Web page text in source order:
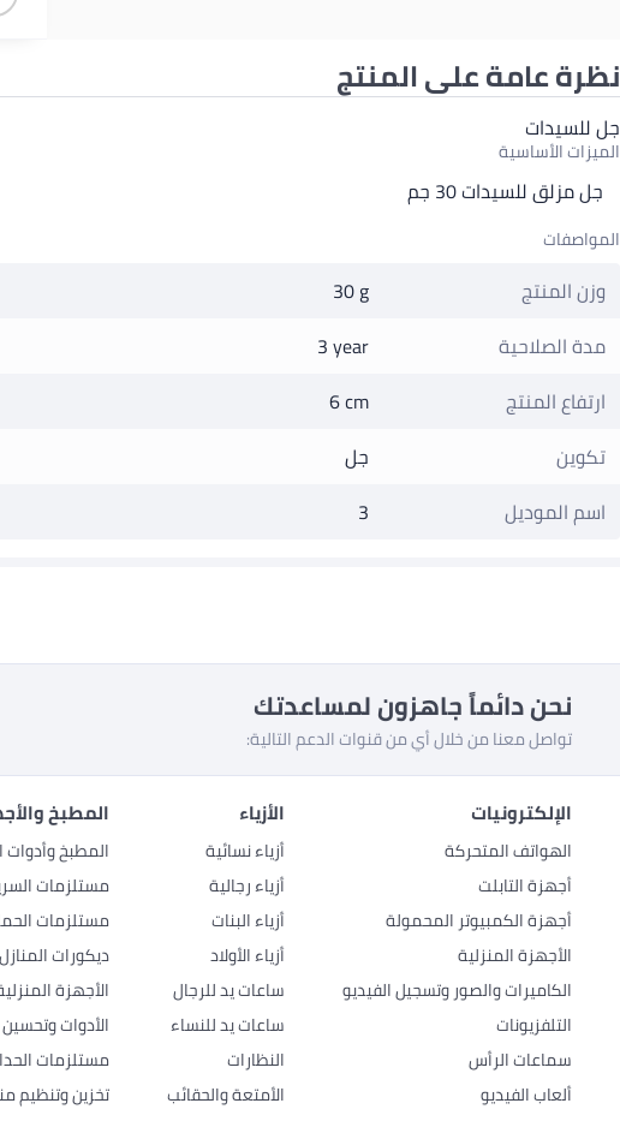
نظرة عامة على المنتج
جل للسيدات
الميزات الأساسية
جل مزلق للسيدات 30 جم
المواصفات
وزن المنتج
30 g
مدة الصلاحية
3 year
ارتفاع المنتج
6 cm
تكوين
جل
اسم الموديل
3
نحن دائماً جاهزون لمساعدتك
تواصل معنا من خلال أي من قنوات الدعم التالية:
الإلكترونيات
الهواتف المتحركة
أجهزة التابلت
أجهزة الكمبيوتر المحمولة
الأجهزة المنزلية
الكاميرات والصور وتسجيل الفيديو
التلفزيونات
سماعات الرأس
ألعاب الفيديو
الأزياء
أزياء نسائية
أزياء رجالية
أزياء البنات
أزياء الأولاد
ساعات يد للرجال
ساعات يد للنساء
النظارات
الأمتعة والحقائب
المطبخ
المطبخ وأدوات
مستلزمات
مستلزمات
ديكورات المنازل
الأجهزة
الأدوات
مستلزمات
تخزين وتنظيم